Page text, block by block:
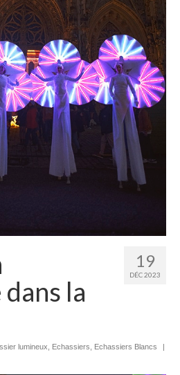
19
DÉC 2023
la
lumineux Echassiers Echassiers Blancs
|